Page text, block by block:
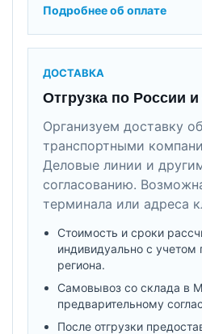
Подробнее об оплате
ДОСТАВКА
Отгрузка по России
Организуем доставку
транспортными
Деловые линии и
согласованию.
терминала или адреса
Стоимость и сроки
индивидуально с учетом
региона.
Самовывоз со склада в
предварительному
После отгрузки